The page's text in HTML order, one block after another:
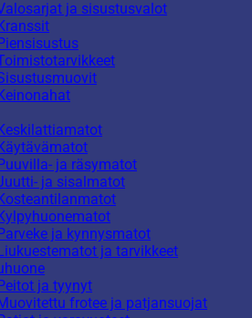
ja sisustusvalot
Kranssit
Piensisustus
Keinonahat
Keskilattiamatot
Käytävämatot
Puuvilla- ja räsymatot
ja sisalmatot
Kosteantilanmatot
Kylpyhuonematot
Parveke ja kynnysmatot
Liukuestematot ja tarvikkeet
Peitot ja tyynyt
frotee ja patjansuojat